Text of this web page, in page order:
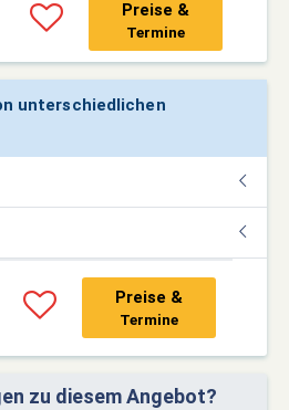
Preise &
Termine
unterschiedlichen
Preise &
Termine
zu diesem Angebot?